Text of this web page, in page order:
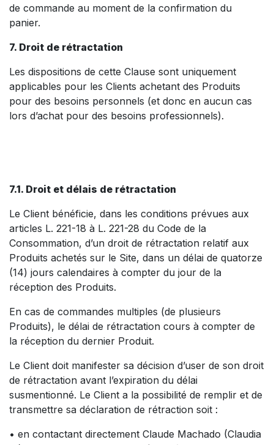
de commande au moment de la confirmation du
panier.
7. Droit de rétractation
Les dispositions de cette Clause sont uniquement
applicables pour les Clients achetant des Produits
pour des besoins personnels (et donc en aucun cas
lors d’achat pour des besoins professionnels).
7.1. Droit et délais de rétractation
Le Client bénéficie, dans les conditions prévues aux
articles L. 221-18 à L. 221-28 du Code de la
Consommation, d’un droit de rétractation relatif aux
Produits achetés sur le Site, dans un délai de quatorze
(14) jours calendaires à compter du jour de la
réception des Produits.
En cas de commandes multiples (de plusieurs
Produits), le délai de rétractation cours à compter de
la réception du dernier Produit.
Le Client doit manifester sa décision d’user de son droit
de rétractation avant l’expiration du délai
susmentionné. Le Client a la possibilité de remplir et de
transmettre sa déclaration de rétraction soit :
• en contactant directement Claude Machado (Claudia